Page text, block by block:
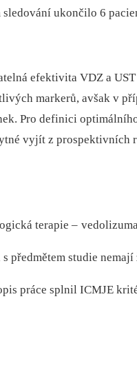
ukončilo 6
efektivita VDZ a
markerů, avšak v
Pro definici
vyjít z prospektivních
terapie –
předmětem studie nemají
práce splnil ICMJE